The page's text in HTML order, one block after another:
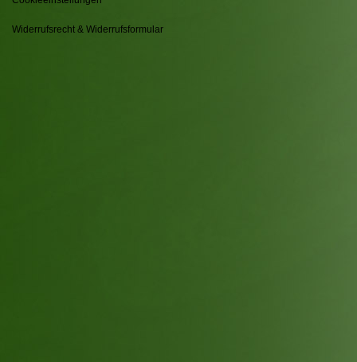
Widerrufsrecht & Widerrufsformular